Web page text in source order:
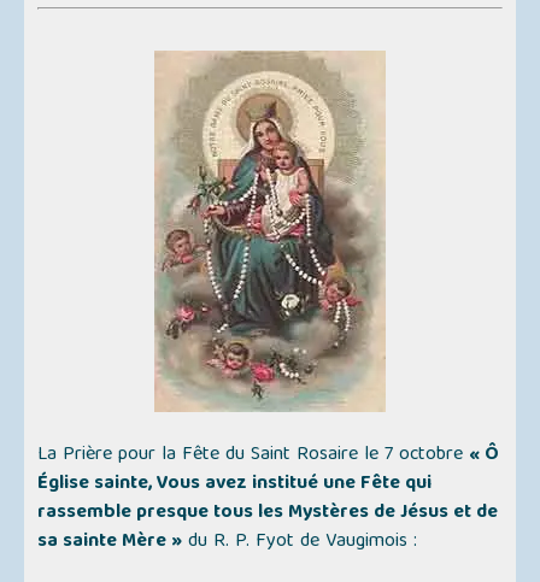
La Prière pour la Fête du Saint Rosaire le 7 octobre « Ô
Église sainte, Vous avez institué une Fête qui
rassemble presque tous les Mystères de Jésus et de
sa sainte Mère »du R. P. Fyot de Vaugimois :